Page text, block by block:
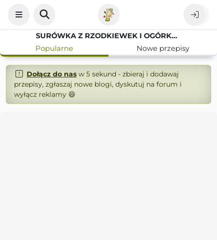
SURÓWKA Z RZODKIEWEK I OGÓRKÓW MAŁOSOLNYCH – SZYBKA I CHRUPIĄCA
Popularne
Nowe przepisy
Dołącz do nasw 5 sekund - zbieraj i dodawaj
przepisy, zgłaszaj nowe blogi, dyskutuj na forum i
wyłącz reklamy 😄